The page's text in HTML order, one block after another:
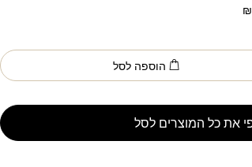
₪
הוספה לסל
את כל המוצרים לסל